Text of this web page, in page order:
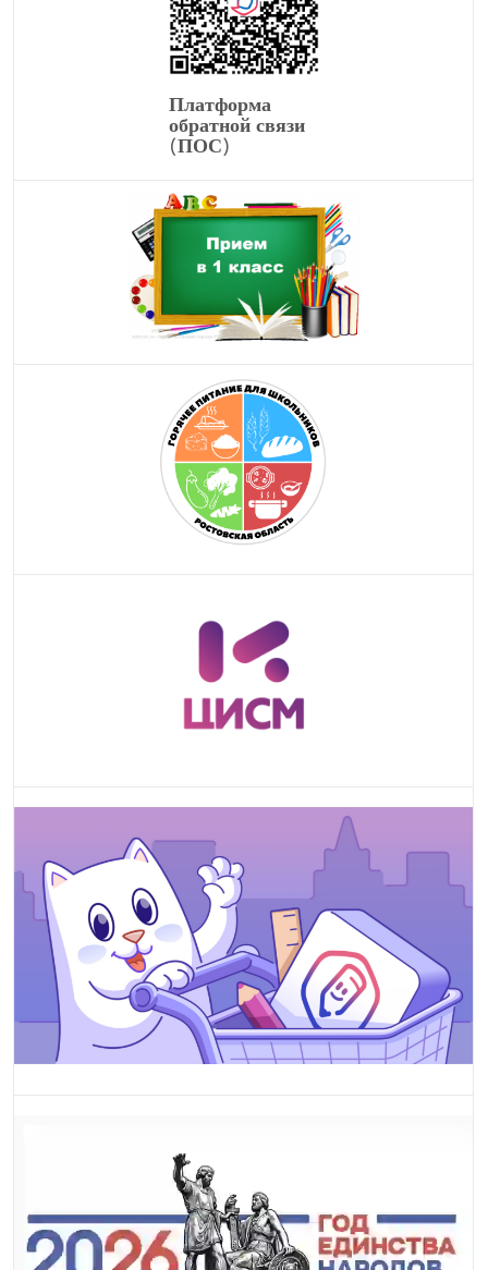
Платформа
обратной связи
(ПОС)